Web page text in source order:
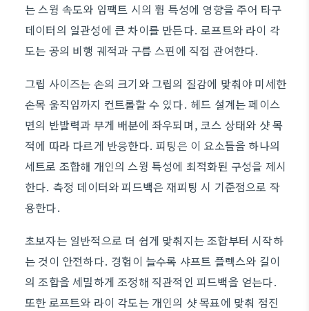
는 스윙 속도와 임팩트 시의 휨 특성에 영향을 주어 타구
데이터의 일관성에 큰 차이를 만든다. 로프트와 라이 각
도는 공의 비행 궤적과 구름 스핀에 직접 관여한다.
그립 사이즈는 손의 크기와 그립의 질감에 맞춰야 미세한
손목 움직임까지 컨트롤할 수 있다. 헤드 설계는 페이스
면의 반발력과 무게 배분에 좌우되며, 코스 상태와 샷 목
적에 따라 다르게 반응한다. 피팅은 이 요소들을 하나의
세트로 조합해 개인의 스윙 특성에 최적화된 구성을 제시
한다. 측정 데이터와 피드백은 재피팅 시 기준점으로 작
용한다.
초보자는 일반적으로 더 쉽게 맞춰지는 조합부터 시작하
는 것이 안전하다. 경험이 늘수록 샤프트 플렉스와 길이
의 조합을 세밀하게 조정해 직관적인 피드백을 얻는다.
또한 로프트와 라이 각도는 개인의 샷 목표에 맞춰 점진